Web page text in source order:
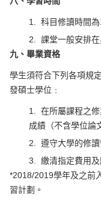
1. 科目修讀時間為
2.
課堂一般安排
九、畢業資格
學生須符合下列各項規
發碩士學位﹕
1.
在所屬課程之
成績（不含學位論
2.
遵守大學的修讀
3.
繳清指定費用
*2018/2019學年及之前
習計劃。